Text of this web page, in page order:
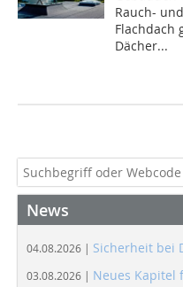
Rauch-
Flachdach
Dächer...
News
04.08.2026 | Sicherheit bei
03.08.2026 | Neues Kapitel